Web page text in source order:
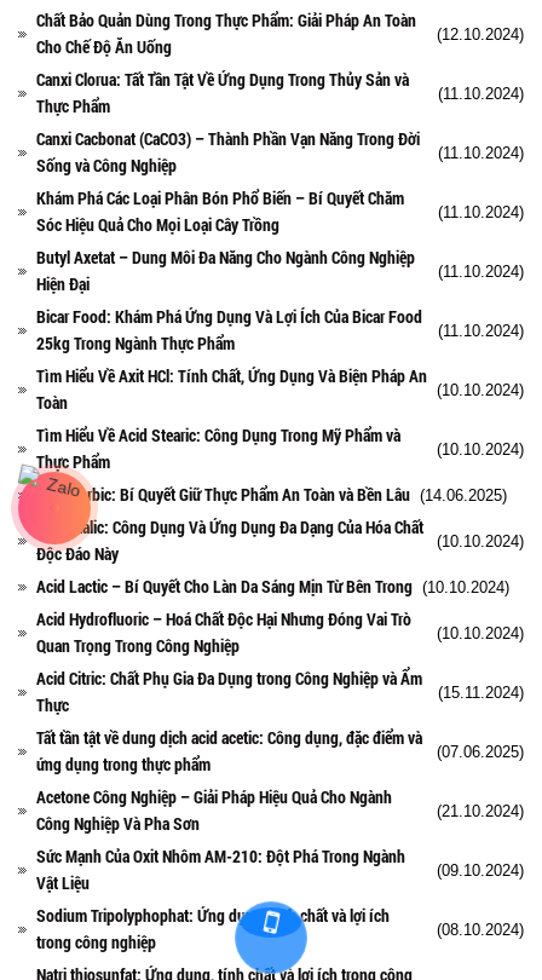
Chất Bảo Quản Dùng Trong Thực Phẩm: Giải Pháp An Toàn
Cho Chế Độ Ăn Uống
(12.10.2024)
Canxi Clorua: Tất Tần Tật Về Ứng Dụng Trong Thủy Sản và
Thực Phẩm
(11.10.2024)
Canxi Cacbonat (CaCO3) – Thành Phần Vạn Năng Trong Đời
Sống và Công Nghiệp
(11.10.2024)
Khám Phá Các Loại Phân Bón Phổ Biến – Bí Quyết Chăm
Sóc Hiệu Quả Cho Mọi Loại Cây Trồng
(11.10.2024)
Butyl Axetat – Dung Môi Đa Năng Cho Ngành Công Nghiệp
Hiện Đại
(11.10.2024)
Bicar Food: Khám Phá Ứng Dụng Và Lợi Ích Của Bicar Food
25kg Trong Ngành Thực Phẩm
(11.10.2024)
Tìm Hiểu Về Axit HCl: Tính Chất, Ứng Dụng Và Biện Pháp An
Toàn
(10.10.2024)
Tìm Hiểu Về Acid Stearic: Công Dụng Trong Mỹ Phẩm và
Thực Phẩm
(10.10.2024)
Acid Sorbic: Bí Quyết Giữ Thực Phẩm An Toàn và Bền Lâu (14.06.2025)
Axit Oxalic: Công Dụng Và Ứng Dụng Đa Dạng Của Hóa Chất
Độc Đáo Này
(10.10.2024)
Acid Lactic – Bí Quyết Cho Làn Da Sáng Mịn Từ Bên Trong (10.10.2024)
Acid Hydrofluoric – Hoá Chất Độc Hại Nhưng Đóng Vai Trò
Quan Trọng Trong Công Nghiệp
(10.10.2024)
Acid Citric: Chất Phụ Gia Đa Dụng trong Công Nghiệp và Ẩm
Thực
(15.11.2024)
Tất tần tật về dung dịch acid acetic: Công dụng, đặc điểm và
ứng dụng trong thực phẩm
(07.06.2025)
Acetone Công Nghiệp – Giải Pháp Hiệu Quả Cho Ngành
Công Nghiệp Và Pha Sơn
(21.10.2024)
Sức Mạnh Của Oxit Nhôm AM-210: Đột Phá Trong Ngành
Vật Liệu
(09.10.2024)
Sodium Tripolyphophat: Ứng dụng, tính chất và lợi ích
trong công nghiệp
(08.10.2024)
Natri thiosunfat: Ứng dụng, tính chất và lợi ích trong công